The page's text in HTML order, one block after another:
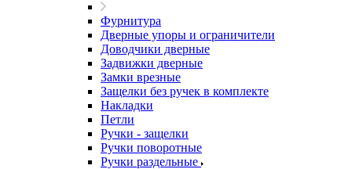
Фурнитура
Дверные упоры и ограничители
Доводчики дверные
Задвижки дверные
Замки врезные
Защелки без ручек в комплекте
Накладки
Петли
Ручки - защелки
Ручки поворотные
Ручки раздельные